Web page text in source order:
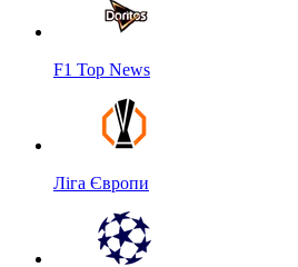
F1 Top News
Ліга Європи